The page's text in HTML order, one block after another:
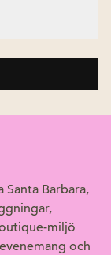
Barbara,
miljö
och